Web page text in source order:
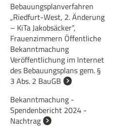
Bebauungsplanverfahren
„Riedfurt-West, 2. Änderung
– KiTa Jakobsäcker“,
Frauenzimmern Öffentliche
Bekanntmachung
Veröffentlichung im Internet
des Bebauungsplans gem. §
3 Abs. 2 BauGB
Bekanntmachung -
Spendenbericht 2024 -
Nachtrag